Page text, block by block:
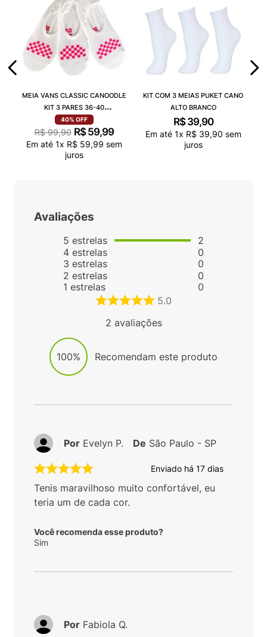
MEIA VANS CLASSIC CANOODLE
KIT 3 PARES 36-40
VN000QCAJU4
40% OFF
R$ 99,90 R$ 59,99
Em até 1x R$ 59,99 sem
juros
KIT COM 3 MEIAS PUKET CANO
ALTO BRANCO
R$ 39,90
Em até 1x R$ 39,90 sem
juros
Avaliações
5 estrelas
4 estrelas
3 estrelas
2 estrelas
1 estrelas
2
0
0
0
0
5.0
2 avaliações
100% Recomendam este produto
Enviado há 17 dias
Tenis maravilhoso muito confortável, eu
teria um de cada cor.
Você recomenda esse produto?
Sim
Por Evelyn P. De São Paulo - SP
Por Fabiola Q.